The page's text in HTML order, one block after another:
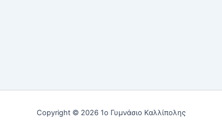
Copyright © 2026 1ο Γυμνάσιο Καλλίπολης